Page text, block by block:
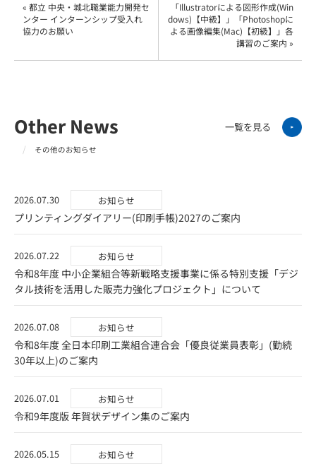
「Illustratorによる図形作成(Win
dows)【中級】」「Photoshopに
よる画像編集(Mac)【初級】」各
講習のご案内 »
« 都立 中央・城北職業能力開発セ
ンター インターンシップ受入れ
協力のお願い
Other News
その他のお知らせ
一覧を見る
2026.07.30 お知らせ
プリンティングダイアリー(印刷手帳)2027のご案内
2026.07.22 お知らせ
令和8年度 中小企業組合等新戦略支援事業に係る特別支援「デジ
タル技術を活用した販売力強化プロジェクト」について
2026.07.08 お知らせ
令和8年度 全日本印刷工業組合連合会「優良従業員表彰」(勤続
30年以上)のご案内
2026.07.01 お知らせ
令和9年度版 年賀状デザイン集のご案内
2026.05.15 お知らせ